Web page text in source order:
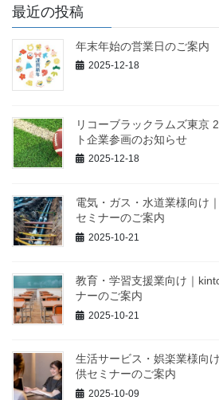
最近の投稿
年末年始の営業日のご案内
2025-12-18
リコーブラックラムズ東京
ト企業参画のお知らせ
2025-12-18
電気・ガス・水道業様向け
セミナーのご案内
2025-10-21
教育・学習支援業向け｜
ナーのご案内
2025-10-21
生活サービス・娯楽業様向
供セミナーのご案内
2025-10-09